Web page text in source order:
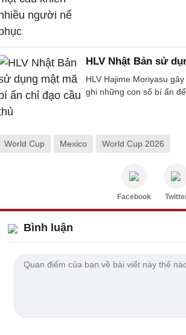
HLV Nhật Bản sử
HLV Hajime Moriyasu
ghi những con số bí ẩn
World Cup Mexico World Cup 2026
Facebook
Bình luận